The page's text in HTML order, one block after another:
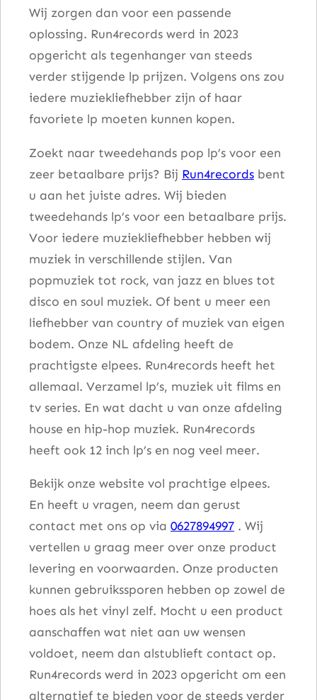
Wij zorgen dan voor een passende
oplossing. Run4records werd in 2023
opgericht als tegenhanger van steeds
verder stijgende lp prijzen. Volgens ons zou
iedere muziekliefhebber zijn of haar
favoriete lp moeten kunnen kopen.
Zoekt naar tweedehands pop lp’s voor een
zeer betaalbare prijs? Bij Run4records bent
u aan het juiste adres. Wij bieden
tweedehands lp’s voor een betaalbare prijs.
Voor iedere muziekliefhebber hebben wij
muziek in verschillende stijlen. Van
popmuziek tot rock, van jazz en blues tot
disco en soul muziek. Of bent u meer een
liefhebber van country of muziek van eigen
bodem. Onze NL afdeling heeft de
prachtigste elpees. Run4records heeft het
allemaal. Verzamel lp’s, muziek uit films en
tv series. En wat dacht u van onze afdeling
house en hip-hop muziek. Run4records
heeft ook 12 inch lp’s en nog veel meer.
Bekijk onze website vol prachtige elpees.
En heeft u vragen, neem dan gerust
contact met ons op via 0627894997 . Wij
vertellen u graag meer over onze product
levering en voorwaarden. Onze producten
kunnen gebruikssporen hebben op zowel de
hoes als het vinyl zelf. Mocht u een product
aanschaffen wat niet aan uw wensen
voldoet, neem dan alstublieft contact op.
Run4records werd in 2023 opgericht om een
alternatief te bieden voor de steeds verder